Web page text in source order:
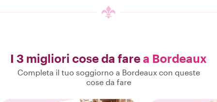
I 3 migliori cose da farea Bordeaux
Completa il tuo soggiorno a Bordeaux con queste
cose da fare